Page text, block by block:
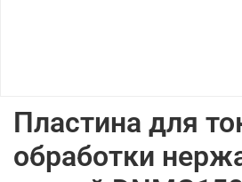
Пластина для
обработки